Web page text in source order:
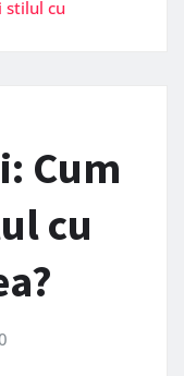
stilul cu
Cum
cu